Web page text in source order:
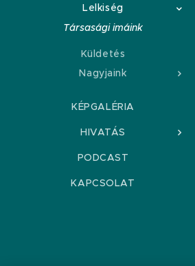
Lelkiség
Társasági imáink
Küldetés
Nagyjaink
KÉPGALÉRIA
HIVATÁS
PODCAST
KAPCSOLAT